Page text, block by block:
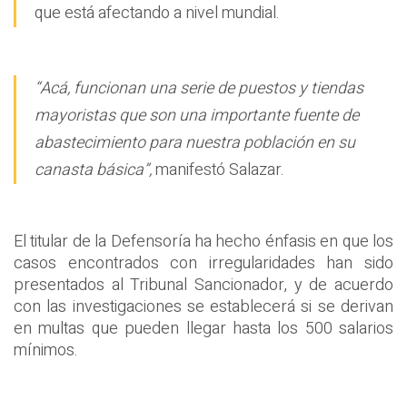
que está afectando a nivel mundial.
“Acá, funcionan una serie de puestos y tiendas
mayoristas que son una importante fuente de
abastecimiento para nuestra población en su
canasta básica”,manifestó Salazar.
El titular de la Defensoría ha hecho énfasis en que los
casos encontrados con irregularidades han sido
presentados al Tribunal Sancionador, y de acuerdo
con las investigaciones se establecerá si se derivan
en multas que pueden llegar hasta los 500 salarios
mínimos.